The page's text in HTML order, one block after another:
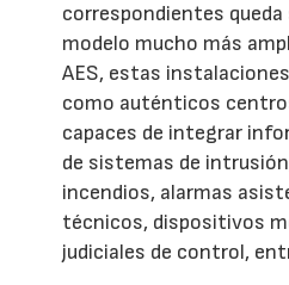
correspondientes queda
modelo mucho más
AES, estas
como auténticos
capaces de integrar
de sistemas de
incendios, alarmas
técnicos, dispositivos
judiciales de control,